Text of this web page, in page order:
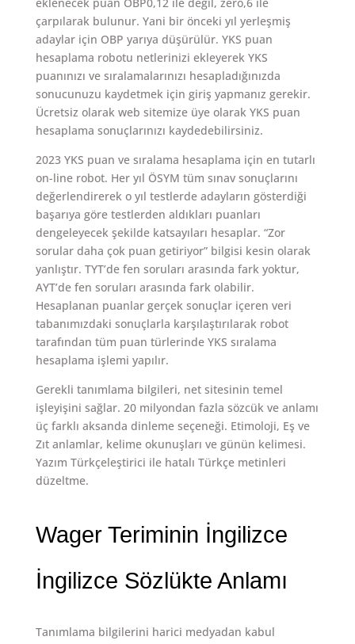
çarpılarak bulunur. Yani bir önceki yıl yerleşmiş
adaylar için OBP yarıya düşürülür. YKS puan
hesaplama robotu netlerinizi ekleyerek YKS
puanınızı ve sıralamalarınızı hesapladığınızda
sonucunuzu kaydetmek için giriş yapmanız gerekir.
Ücretsiz olarak web sitemize üye olarak YKS puan
hesaplama sonuçlarınızı kaydedebilirsiniz.
2023 YKS puan ve sıralama hesaplama için en tutarlı
on-line robot. Her yıl ÖSYM tüm sınav sonuçlarını
değerlendirerek o yıl testlerde adayların gösterdiği
başarıya göre testlerden aldıkları puanları
dengeleyecek şekilde katsayıları hesaplar. “Zor
sorular daha çok puan getiriyor” bilgisi kesin olarak
yanlıştır. TYT’de fen soruları arasında fark yoktur,
AYT’de fen soruları arasında fark olabilir.
Hesaplanan puanlar gerçek sonuçlar içeren veri
tabanımızdaki sonuçlarla karşılaştırılarak robot
tarafından tüm puan türlerinde YKS sıralama
hesaplama işlemi yapılır.
Gerekli tanımlama bilgileri, net sitesinin temel
işleyişini sağlar. 20 milyondan fazla sözcük ve anlamı
üç farklı aksanda dinleme seçeneği. Etimoloji, Eş ve
Zıt anlamlar, kelime okunuşları ve günün kelimesi.
Yazım Türkçeleştirici ile hatalı Türkçe metinleri
düzeltme.
Wager Teriminin İngilizce
İngilizce Sözlükte Anlamı
Tanımlama bilgilerini harici medyadan kabul